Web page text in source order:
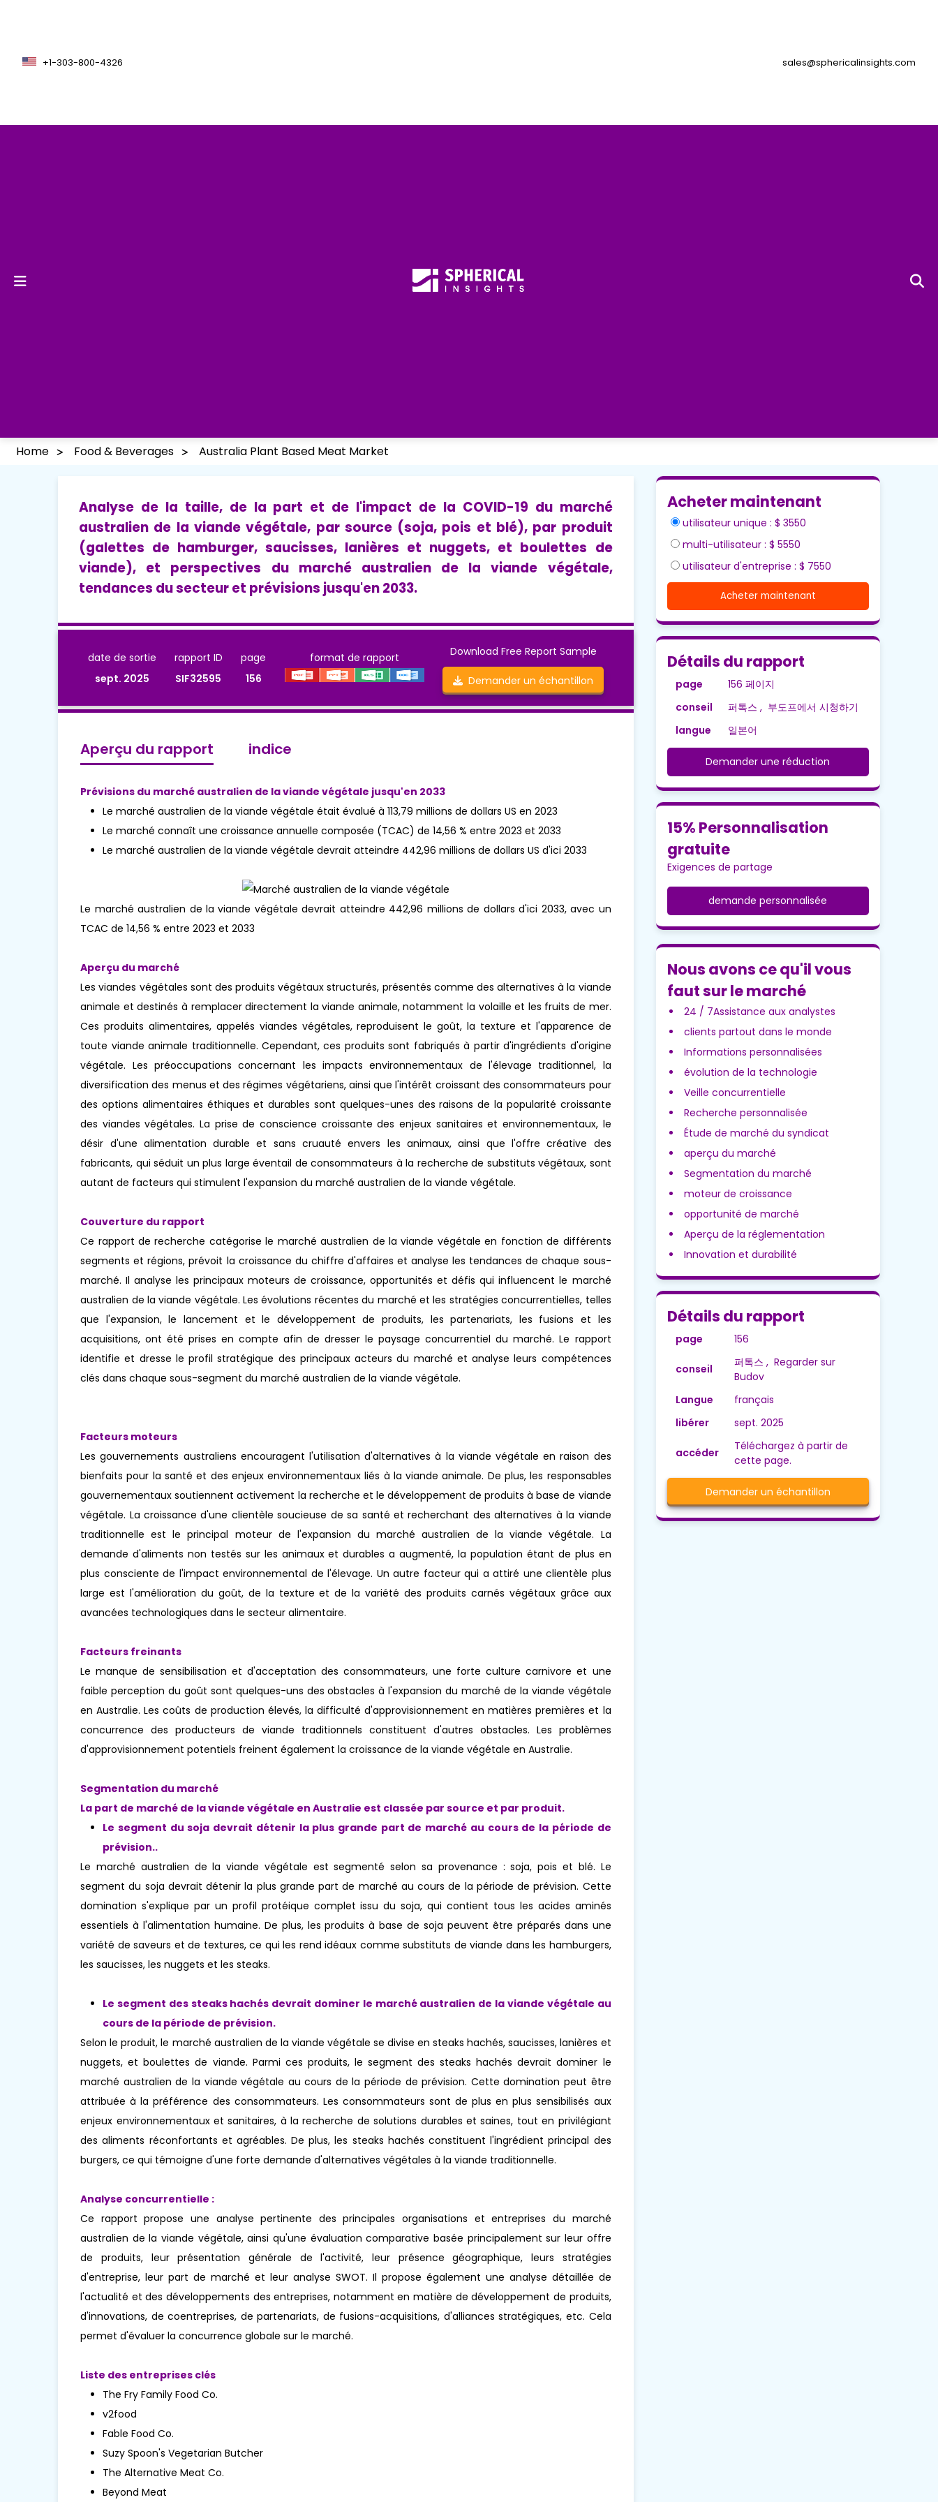
+1-303-800-4326 sales@sphericalinsights.com
Home Food & Beverages Australia Plant Based Meat Market
Analyse de la taille, de la part et de l'impact de la COVID-19 du marché
australien de la viande végétale, par source (soja, pois et blé), par produit
(galettes de hamburger, saucisses, lanières et nuggets, et boulettes de
viande), et perspectives du marché australien de la viande végétale,
tendances du secteur et prévisions jusqu'en 2033.
date de sortie
sept. 2025
rapport ID
SIF32595
page
156
format de rapport Download Free Report Sample
Demander un échantillon
Aperçu du rapport indice
Prévisions du marché australien de la viande végétale jusqu'en 2033
Le marché australien de la viande végétale était évalué à 113,79 millions de dollars US en 2023
Le marché connaît une croissance annuelle composée (TCAC) de 14,56 % entre 2023 et 2033
Le marché australien de la viande végétale devrait atteindre 442,96 millions de dollars US d'ici 2033
Le marché australien de la viande végétale devrait atteindre 442,96 millions de dollars d'ici 2033, avec un
TCAC de 14,56 % entre 2023 et 2033
Aperçu du marché
Les viandes végétales sont des produits végétaux structurés, présentés comme des alternatives à la viande
animale et destinés à remplacer directement la viande animale, notamment la volaille et les fruits de mer.
Ces produits alimentaires, appelés viandes végétales, reproduisent le goût, la texture et l'apparence de
toute viande animale traditionnelle. Cependant, ces produits sont fabriqués à partir d'ingrédients d'origine
végétale. Les préoccupations concernant les impacts environnementaux de l'élevage traditionnel, la
diversification des menus et des régimes végétariens, ainsi que l'intérêt croissant des consommateurs pour
des options alimentaires éthiques et durables sont quelques-unes des raisons de la popularité croissante
des viandes végétales. La prise de conscience croissante des enjeux sanitaires et environnementaux, le
désir d'une alimentation durable et sans cruauté envers les animaux, ainsi que l'offre créative des
fabricants, qui séduit un plus large éventail de consommateurs à la recherche de substituts végétaux, sont
autant de facteurs qui stimulent l'expansion du marché australien de la viande végétale.
Couverture du rapport
Ce rapport de recherche catégorise le marché australien de la viande végétale en fonction de différents
segments et régions, prévoit la croissance du chiffre d'affaires et analyse les tendances de chaque sous-
marché. Il analyse les principaux moteurs de croissance, opportunités et défis qui influencent le marché
australien de la viande végétale. Les évolutions récentes du marché et les stratégies concurrentielles, telles
que l'expansion, le lancement et le développement de produits, les partenariats, les fusions et les
acquisitions, ont été prises en compte afin de dresser le paysage concurrentiel du marché. Le rapport
identifie et dresse le profil stratégique des principaux acteurs du marché et analyse leurs compétences
clés dans chaque sous-segment du marché australien de la viande végétale.
Facteurs moteurs
Les gouvernements australiens encouragent l'utilisation d'alternatives à la viande végétale en raison des
bienfaits pour la santé et des enjeux environnementaux liés à la viande animale. De plus, les responsables
gouvernementaux soutiennent activement la recherche et le développement de produits à base de viande
végétale. La croissance d'une clientèle soucieuse de sa santé et recherchant des alternatives à la viande
traditionnelle est le principal moteur de l'expansion du marché australien de la viande végétale. La
demande d'aliments non testés sur les animaux et durables a augmenté, la population étant de plus en
plus consciente de l'impact environnemental de l'élevage. Un autre facteur qui a attiré une clientèle plus
large est l'amélioration du goût, de la texture et de la variété des produits carnés végétaux grâce aux
avancées technologiques dans le secteur alimentaire.
Facteurs freinants
Le manque de sensibilisation et d'acceptation des consommateurs, une forte culture carnivore et une
faible perception du goût sont quelques-uns des obstacles à l'expansion du marché de la viande végétale
en Australie. Les coûts de production élevés, la difficulté d'approvisionnement en matières premières et la
concurrence des producteurs de viande traditionnels constituent d'autres obstacles. Les problèmes
d'approvisionnement potentiels freinent également la croissance de la viande végétale en Australie.
Segmentation du marché
La part de marché de la viande végétale en Australie est classée par source et par produit.
Le segment du soja devrait détenir la plus grande part de marché au cours de la période de
prévision..
Le marché australien de la viande végétale est segmenté selon sa provenance : soja, pois et blé. Le
segment du soja devrait détenir la plus grande part de marché au cours de la période de prévision. Cette
domination s'explique par un profil protéique complet issu du soja, qui contient tous les acides aminés
essentiels à l'alimentation humaine. De plus, les produits à base de soja peuvent être préparés dans une
variété de saveurs et de textures, ce qui les rend idéaux comme substituts de viande dans les hamburgers,
les saucisses, les nuggets et les steaks.
Le segment des steaks hachés devrait dominer le marché australien de la viande végétale au
cours de la période de prévision.
Selon le produit, le marché australien de la viande végétale se divise en steaks hachés, saucisses, lanières et
nuggets, et boulettes de viande. Parmi ces produits, le segment des steaks hachés devrait dominer le
marché australien de la viande végétale au cours de la période de prévision. Cette domination peut être
attribuée à la préférence des consommateurs. Les consommateurs sont de plus en plus sensibilisés aux
enjeux environnementaux et sanitaires, à la recherche de solutions durables et saines, tout en privilégiant
des aliments réconfortants et agréables. De plus, les steaks hachés constituent l'ingrédient principal des
burgers, ce qui témoigne d'une forte demande d'alternatives végétales à la viande traditionnelle.
Analyse concurrentielle :
Ce rapport propose une analyse pertinente des principales organisations et entreprises du marché
australien de la viande végétale, ainsi qu'une évaluation comparative basée principalement sur leur offre
de produits, leur présentation générale de l'activité, leur présence géographique, leurs stratégies
d'entreprise, leur part de marché et leur analyse SWOT. Il propose également une analyse détaillée de
l'actualité et des développements des entreprises, notamment en matière de développement de produits,
d'innovations, de coentreprises, de partenariats, de fusions-acquisitions, d'alliances stratégiques, etc. Cela
permet d'évaluer la concurrence globale sur le marché.
Liste des entreprises clés
The Fry Family Food Co.
v2food
Fable Food Co.
Suzy Spoon's Vegetarian Butcher
The Alternative Meat Co.
Beyond Meat
Acheter maintenant
utilisateur unique : $ 3550
multi-utilisateur : $ 5550
utilisateur d'entreprise : $ 7550
Acheter maintenant
Détails du rapport
page
156 페이지
conseil
퍼톡스 , 부도프에서 시청하기
langue
일본어
Demander une réduction
15% Personnalisation
gratuite
Exigences de partage
demande personnalisée
Nous avons ce qu'il vous
faut sur le marché
24 / 7Assistance aux analystes
clients partout dans le monde
Informations personnalisées
évolution de la technologie
Veille concurrentielle
Recherche personnalisée
Étude de marché du syndicat
aperçu du marché
Segmentation du marché
moteur de croissance
opportunité de marché
Aperçu de la réglementation
Innovation et durabilité
Détails du rapport
page 156
conseil
퍼톡스 , Regarder sur
Budov
Langue
français
libérer
sept. 2025
accéder
Téléchargez à partir de
cette page.
Demander un échantillon